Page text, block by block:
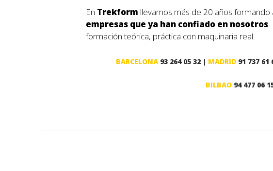
En Trekform llevamos más de 20 años
empresas que ya han confiado en nosotros
formación teórica, práctica con maquinaria real.
BARCELONA 93 264 05 32 | MADRID 91 737 61
BILBAO 94 477 06